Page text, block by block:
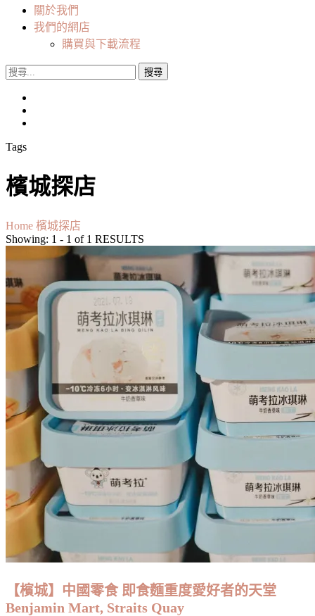
關於我們
我們的網店
購買與下載流程
搜
Tags
檳城探店
Home 檳城探店
Showing: 1 - 1 of 1 RESULTS
【檳城】中國零食 即食麵重度愛好者的天堂
Benjamin Mart, Straits Quay